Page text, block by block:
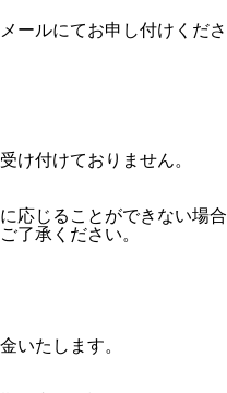
ールにてお申し付けくださ
け付けておりません。
応じることができない場合
了承ください。
いたします。